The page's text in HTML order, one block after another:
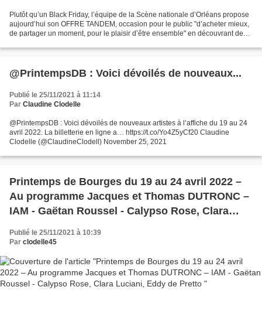
Plutôt qu’un Black Friday, l’équipe de la Scène nationale d’Orléans propose
aujourd’hui son OFFRE TANDEM, occasion pour le public "d’acheter mieux,
de partager un moment, pour le plaisir d’être ensemble" en découvrant de
@PrintempsDB : Voici dévoilés de nouveaux...
Publié le 25/11/2021 à 11:14
Par Claudine Clodelle
@PrintempsDB : Voici dévoilés de nouveaux artistes à l’affiche du 19 au 24
avril 2022. La billetterie en ligne a… https://t.co/Yo4Z5yCf20 Claudine
Clodelle (@ClaudineClodell) November 25, 2021
Printemps de Bourges du 19 au 24 avril 2022 –
Au programme Jacques et Thomas DUTRONC –
IAM - Gaëtan Roussel - Calypso Rose, Clara
Luciani, Eddy de Pretto
Publié le 25/11/2021 à 10:39
Par clodelle45